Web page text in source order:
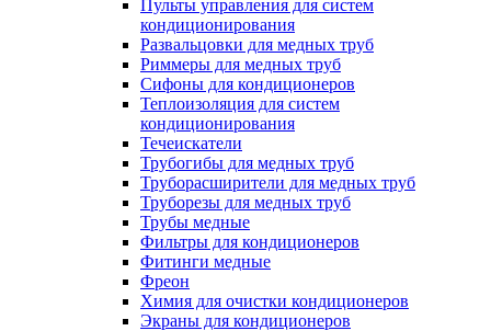
Пульты управления для систем
кондиционирования
Развальцовки для медных труб
Риммеры для медных труб
Сифоны для кондиционеров
Теплоизоляция для систем
кондиционирования
Течеискатели
Трубогибы для медных труб
Труборасширители для медных труб
Труборезы для медных труб
Трубы медные
Фильтры для кондиционеров
Фитинги медные
Фреон
Химия для очистки кондиционеров
Экраны для кондиционеров